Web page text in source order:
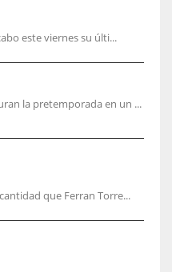
este viernes su últi...
la pretemporada en un ...
que Ferran Torre...